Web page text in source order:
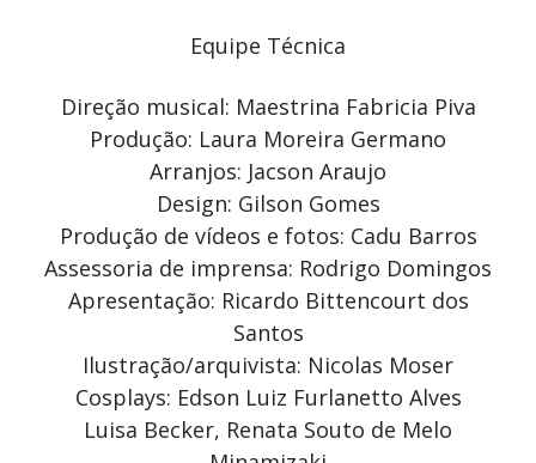
Equipe Técnica
Direção musical: Maestrina Fabricia Piva
Produção: Laura Moreira Germano
Arranjos: Jacson Araujo
Design: Gilson Gomes
Produção de vídeos e fotos: Cadu Barros
Assessoria de imprensa: Rodrigo Domingos
Apresentação: Ricardo Bittencourt dos
Santos
Ilustração/arquivista: Nicolas Moser
Cosplays: Edson Luiz Furlanetto Alves
Luisa Becker, Renata Souto de Melo